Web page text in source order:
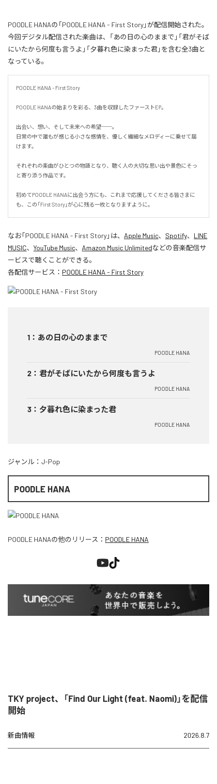
POODLE HANAの「POODLE HANA - First Story」が配信開始された。
今回デジタル配信された楽曲は、「あの日の心のままで」「君がそば
にいたから何度も言うよ」「夕暮れ色に染まった君」を含む全3曲と
なっている。
POODLE HANA - First Story
POODLE HANAの始まりを彩る、3曲を収録したファーストEP。
出会い、想い、そして未来への希望──。
日常の中で誰もが感じる小さな感情を、優しく繊細なメロディーに乗せて届
けます。
それぞれの楽曲がひとつの物語となり、聴く人の大切な思い出や景色にそっ
と寄り添う作品です。
初めてPOODLE HANAに出会う方にも、これまで応援してくださる皆さまに
も、この「First Story」が心に残る一枚となりますように。
なお「POODLE HANA - First Story」は、 Apple Music、 Spotify、 LINE
MUSIC、 YouTube Music、 Amazon Music Unlimitedなどの音楽配信サ
ービスで聴くことができる。
各配信サービス： POODLE HANA - First Story
1 ： あの日の心のままで
POODLE HANA
2 ： 君がそばにいたから何度も言うよ
POODLE HANA
3 ： 夕暮れ色に染まった君
POODLE HANA
ジャンル： J-Pop
POODLE HANA
POODLE HANAの他のリリース： POODLE HANA
TKY project、「Find Our Light (feat. Naomi)」を配信
開始
新曲情報 2026.8.7